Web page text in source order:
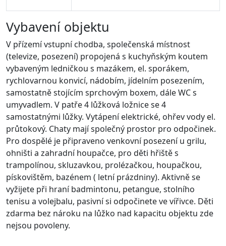
Vybavení objektu
V přízemí vstupní chodba, společenská místnost
(televize, posezení) propojená s kuchyňským koutem
vybaveným ledničkou s mazákem, el. sporákem,
rychlovarnou konvicí, nádobím, jídelním posezením,
samostatně stojícím sprchovým boxem, dále WC s
umyvadlem. V patře 4 lůžková ložnice se 4
samostatnými lůžky. Vytápení elektrické, ohřev vody el.
průtokový. Chaty mají společný prostor pro odpočinek.
Pro dospělé je připraveno venkovní posezení u grilu,
ohništi a zahradní houpačce, pro děti hřiště s
trampolínou, skluzavkou, prolézačkou, houpačkou,
pískovištěm, bazénem ( letní prázdniny). Aktivně se
vyžijete při hraní badmintonu, petangue, stolního
tenisu a volejbalu, pasivní si odpočinete ve vířivce. Děti
zdarma bez nároku na lůžko nad kapacitu objektu zde
nejsou povoleny.